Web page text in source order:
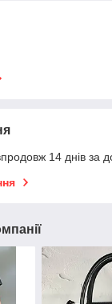
14 днів за